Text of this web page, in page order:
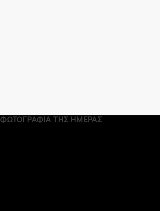
ΦΩΤΟΓΡΑΦΙΑ ΤΗΣ ΗΜΕΡΑΣ